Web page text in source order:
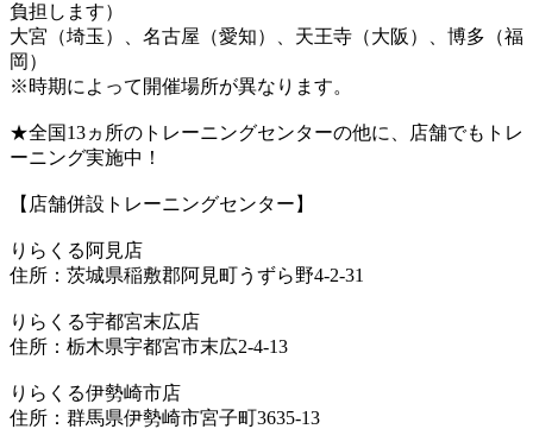
負担します）
大宮（埼玉）、名古屋（愛知）、天王寺（大阪）、博多（福
岡）
※時期によって開催場所が異なります。
★全国13ヵ所のトレーニングセンターの他に、店舗でもトレ
ーニング実施中！
【店舗併設トレーニングセンター】
りらくる阿見店
住所：茨城県稲敷郡阿見町うずら野4-2-31
りらくる宇都宮末広店
住所：栃木県宇都宮市末広2-4-13
りらくる伊勢崎市店
住所：群馬県伊勢崎市宮子町3635-13